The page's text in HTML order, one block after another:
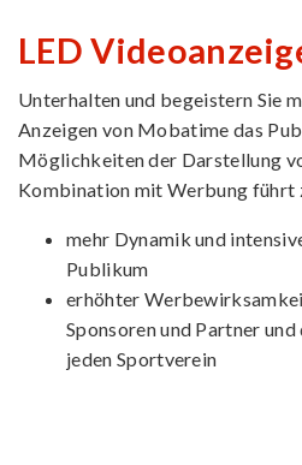
LED
Unterhalten und begeistern Sie
Anzeigen von Mobatime das
Möglichkeiten der Darstellung
Kombination mit Werbung führt
mehr Dynamik und
Publikum
erhöhter
Sponsoren und Partner
jeden Sportverein